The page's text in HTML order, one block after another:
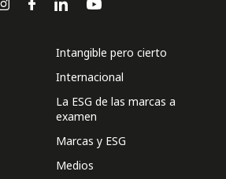
Intangible pero cierto
Internacional
La ESG de las marcas a
examen
Marcas y ESG
Medios